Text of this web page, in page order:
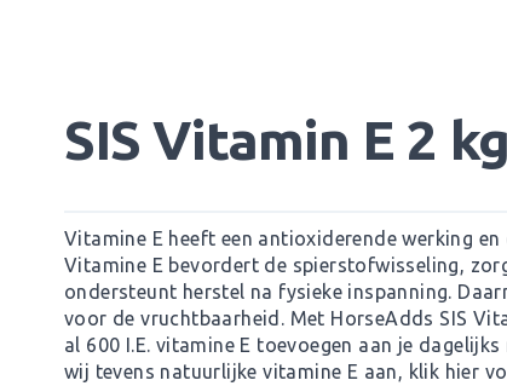
SIS Vitamin E 2 kg
Vitamine E heeft een antioxiderende werking
Vitamine E bevordert de spierstofwisseling,
ondersteunt herstel na fysieke inspanning.
voor de vruchtbaarheid. Met HorseAdds SIS
al 600 I.E. vitamine E toevoegen aan je
wij tevens natuurlijke vitamine E aan, klik hier